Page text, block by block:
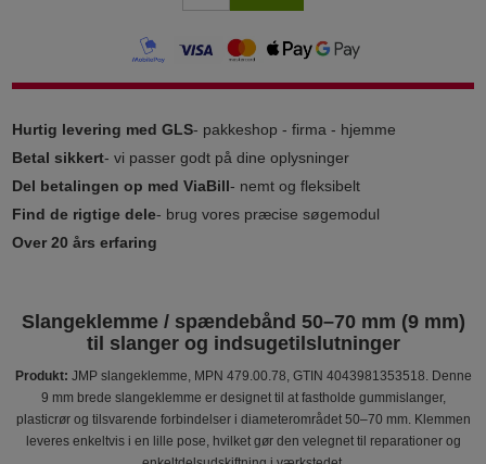
Hurtig levering med GLS- pakkeshop - firma - hjemme
Betal sikkert- vi passer godt på dine oplysninger
Del betalingen op med ViaBill- nemt og fleksibelt
Find de rigtige dele- brug vores præcise søgemodul
Over 20 års erfaring
Slangeklemme / spændebånd 50–70 mm (9 mm)
til slanger og indsugetilslutninger
Produkt: JMP slangeklemme, MPN 479.00.78, GTIN 4043981353518. Denne
9 mm brede slangeklemme er designet til at fastholde gummislanger,
plasticrør og tilsvarende forbindelser i diameterområdet 50–70 mm. Klemmen
leveres enkeltvis i en lille pose, hvilket gør den velegnet til reparationer og